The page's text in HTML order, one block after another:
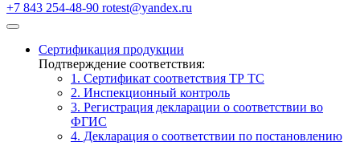
+7 843 254-48-90 rotest@yandex.ru
Сертификация продукции
Подтверждение соответствия:
1. Сертификат соответствия ТР ТС
2. Инспекционный контроль
3. Регистрация декларации о соответствии во
ФГИС
4. Декларация о соответствии по постановлению